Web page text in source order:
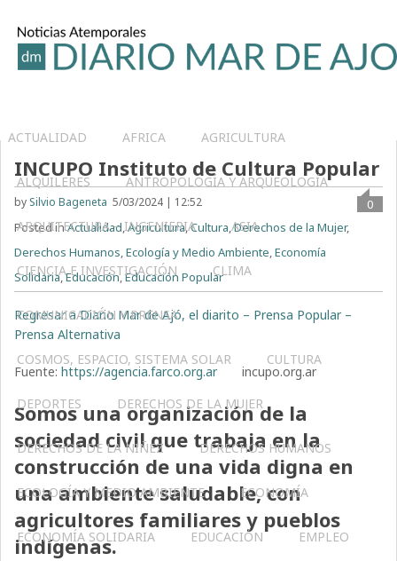
ACTUALIDAD AFRICA AGRICULTURA
ALQUILERES ANTROPOLOGÍA Y ARQUEOLOGÍA
ARQUITECTURA – INGENIERIA ASIA
CIENCIA E INVESTIGACIÓN CLIMA
COMUNICACIÓN Y PRENSA
COSMOS, ESPACIO, SISTEMA SOLAR CULTURA
DEPORTES DERECHOS DE LA MUJER
DERECHOS DE LA NIÑEZ DERECHOS HUMANOS
ECOLOGÍA Y MEDIO AMBIENTE ECONOMÍA
ECONOMÍA SOLIDARIA EDUCACIÓN EMPLEO
INCUPO Instituto de Cultura Popular
by Silvio Bageneta 5/03/2024 | 12:52
0
Posted inActualidad,Agricultura,Cultura,Derechos de la Mujer,
Derechos Humanos,Ecología y Medio Ambiente,Economía
Solidaria,Educación,Educación Popular
Regresar a Diario Mar de Ajó, el diarito – Prensa Popular –
Prensa Alternativa
Fuente:https://agencia.farco.org.arincupo.org.ar
Somos una organización de la
sociedad civil que trabaja en la
construcción de una vida digna en
una ambiente saludable, con
agricultores familiares y pueblos
indígenas.